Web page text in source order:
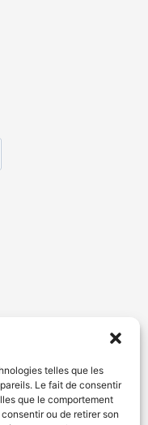
telles que les
Le fait de consentir
que le comportement
ou de retirer son